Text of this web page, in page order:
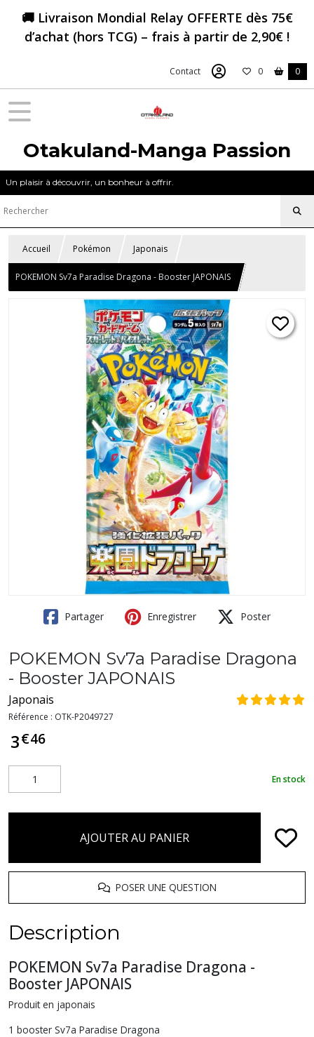
🚚 Livraison Mondial Relay OFFERTE dès 75€
d’achat (hors TCG) – frais à partir de 2,90€ !
Contact 0 0
Otakuland-Manga Passion
Un plaisir à découvrir, un bonheur à offrir.
Accueil Pokémon Japonais
POKEMON Sv7a Paradise Dragona - Booster JAPONAIS
Partager Enregistrer Poster
POKEMON Sv7a Paradise Dragona
- Booster JAPONAIS
Japonais
Référence : OTK-P2049727
3€46
En stock
AJOUTER AU PANIER
POSER UNE QUESTION
Description
POKEMON Sv7a Paradise Dragona -
Booster JAPONAIS
Produit en japonais
1 booster Sv7a Paradise Dragona